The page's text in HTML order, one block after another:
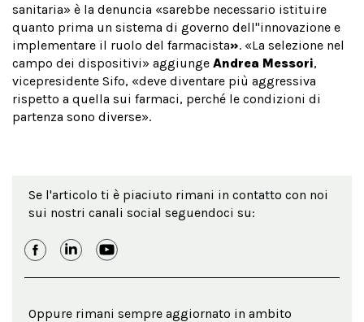
sanitaria» è la denuncia «sarebbe necessario istituire
quanto prima un sistema di governo dell''innovazione e
implementare il ruolo del farmacista». «La selezione nel
campo dei dispositivi» aggiunge Andrea Messori,
vicepresidente Sifo, «deve diventare più aggressiva
rispetto a quella sui farmaci, perché le condizioni di
partenza sono diverse».
Se l'articolo ti è piaciuto rimani in contatto con noi
sui nostri canali social seguendoci su:
Oppure rimani sempre aggiornato in ambito